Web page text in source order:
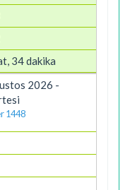
34 dakika
2026 -
1448